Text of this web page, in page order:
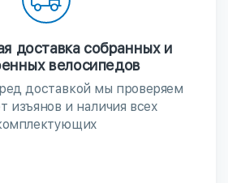
доставка собранных и
велосипедов
доставкой мы проверяем
изъянов и наличия всех